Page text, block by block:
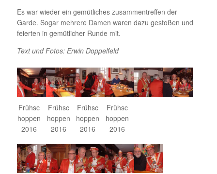
Es war wieder ein gemütliches zusammentreffen der
Garde. Sogar mehrere Damen waren dazu gestoßen und
feierten in gemütlicher Runde mit.
Text und Fotos: Erwin Doppelfeld
Frühsc
hoppen
2016
Frühsc
hoppen
2016
Frühsc
hoppen
2016
Frühsc
hoppen
2016